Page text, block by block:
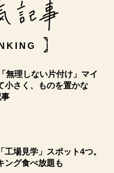
無理しない片付け」マイ
小さく、ものを置かな
場見学」スポット4つ。
ング食べ放題も